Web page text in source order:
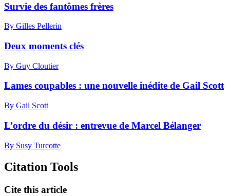
Survie des fantômes frères
By Gilles Pellerin
Deux moments clés
By Guy Cloutier
Lames coupables : une nouvelle inédite de Gail Scott
By Gail Scott
L’ordre du désir : entrevue de Marcel Bélanger
By Susy Turcotte
Citation Tools
Cite this article